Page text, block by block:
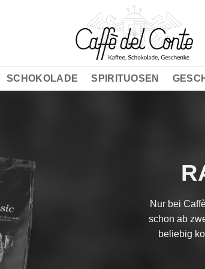
SCHOKOLADE SPIRITUOSEN
Nur bei
schon ab
beliebig